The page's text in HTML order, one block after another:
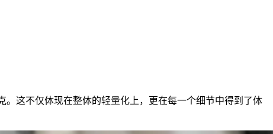
。这不仅体现在整体的轻量化上，更在每一个细节中得到了体